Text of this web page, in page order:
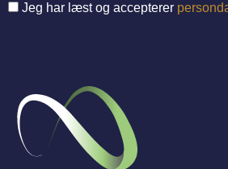
Jeg har læst og accepterer